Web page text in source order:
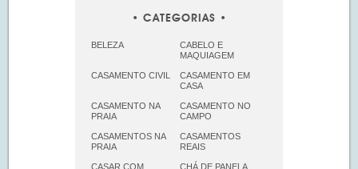
CATEGORIAS
BELEZA
CABELO E
MAQUIAGEM
CASAMENTO CIVIL
CASAMENTO EM
CASA
CASAMENTO NA
PRAIA
CASAMENTO NO
CAMPO
CASAMENTOS NA
PRAIA
CASAMENTOS
REAIS
CASAR.COM CHÁ DE PANELA